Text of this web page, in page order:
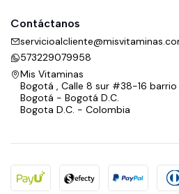
Contáctanos
573229079958
Mis Vitaminas
Bogotá , Calle 8 sur #38-16
Bogotá - Bogotá D.C.
Bogota D.C. - Colombia